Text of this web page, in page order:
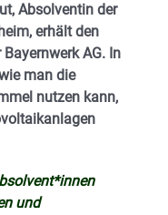
Absolventin der
erhält den
AG. In
man die
nutzen kann,
und